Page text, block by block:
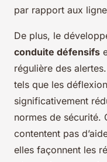
par rapport aux
De plus, le
conduite défensifs
régulière des
tels que les
significativement
normes de sécurité.
contentent pas
elles façonnent les